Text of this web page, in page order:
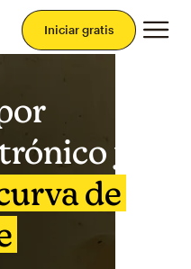
Iniciar gratis
y
de